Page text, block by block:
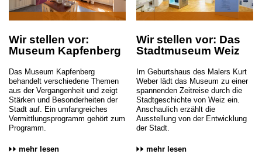
Wir stellen vor:
Museum Kapfenberg
Das Museum Kapfenberg
behandelt verschiedene Themen
aus der Vergangenheit und zeigt
Stärken und Besonderheiten der
Stadt auf. Ein umfangreiches
Vermittlungsprogramm gehört zum
Programm.
mehr lesen
Wir stellen vor: Das
Stadtmuseum Weiz
Im Geburtshaus des Malers Kurt
Weber lädt das Museum zu einer
spannenden Zeitreise durch die
Stadtgeschichte von Weiz ein.
Anschaulich erzählt die
Ausstellung von der Entwicklung
der Stadt.
mehr lesen